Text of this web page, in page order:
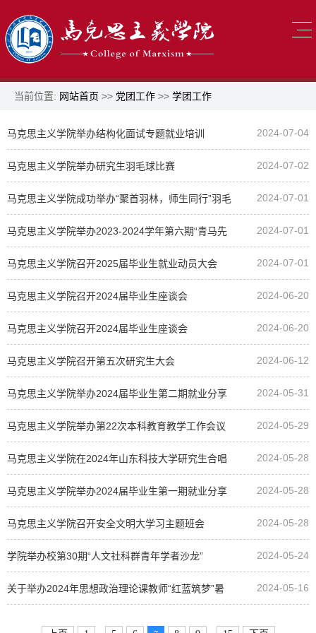
当前位置: 网站首页 >> 党团工作 >> 学团工作
马克思主义学院举办结构化面试专题就业培训 2024-07-04
马克思主义学院举办研究生羽毛球比赛 2024-07-02
马克思主义学院成功举办“聚首羽林，师生同行”羽毛
球比赛
2024-07-01
马克思主义学院举办2023-2024学年第六期“青马先
行”学术讲坛
2024-07-01
马克思主义学院召开2025届毕业生就业动员大会 2024-07-01
马克思主义学院召开2024届毕业生座谈会 2024-06-20
马克思主义学院召开2024届毕业生座谈会 2024-06-20
马克思主义学院召开第五次研究生大会 2024-06-12
马克思主义学院举办2024届毕业生第二期就业分享
会
2024-05-31
马克思主义学院举办第22次本科教育教学工作会议
分会场会议
2024-05-29
马克思主义学院在2024年山东科技大学研究生合唱
比赛中荣获一等奖
2024-05-28
马克思主义学院举办2024届毕业生第一期就业分享
会
2024-05-28
马克思主义学院召开安全文明大学习主题班会 2024-05-28
学院举办校第30期“人文社科群青年学者沙龙” 2024-05-24
关于举办2024年思想政治理论课教师“红蓝筑梦”暑 2024-05-16